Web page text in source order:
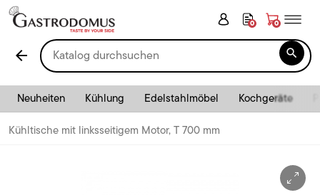
0 0
arrow_back 
Neuheiten Kühlung Edelstahlmöbel Kochgeräte
Kühltische mit linksseitigem Motor, T 700 mm